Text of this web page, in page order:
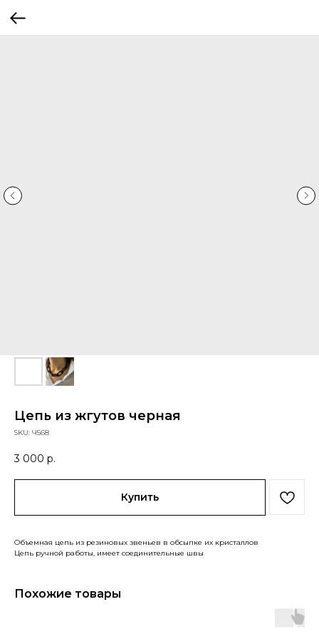
Цепь из жгутов черная
SKU: Ч568
3 000 р.
Купить
Объемная цепь из резиновых звеньев в обсыпке их кристаллов
Цепь ручной работы, имеет соединительные швы
Похожие товары